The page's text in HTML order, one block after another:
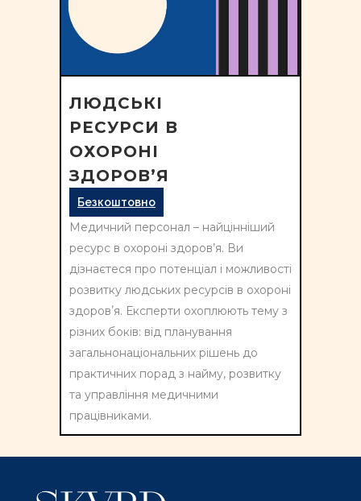
ЛЮДСЬКІ
РЕСУРСИ В
ОХОРОНІ
ЗДОРОВ’Я
Безкоштовно
Медичний персонал – найцінніший
ресурс в охороні здоров’я. Ви
дізнаєтеся про потенціал і можливості
розвитку людських ресурсів в охороні
здоровʼя. Експерти охоплюють тему з
різних боків: від планування
загальнонаціональних рішень до
практичних порад з найму, розвитку
та управління медичними
працівниками.